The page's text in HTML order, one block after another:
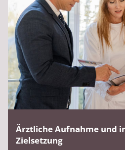
Ärztliche Aufnahme und
Zielsetzung